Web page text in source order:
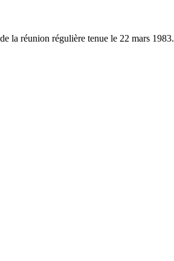
la réunion régulière tenue le 22 mars 1983.